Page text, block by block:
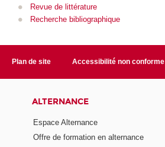
Revue de littérature
Recherche bibliographique
Plan de site Accessibilité non conforme
ALTERNANCE
Espace Alternance
Offre de formation en alternance